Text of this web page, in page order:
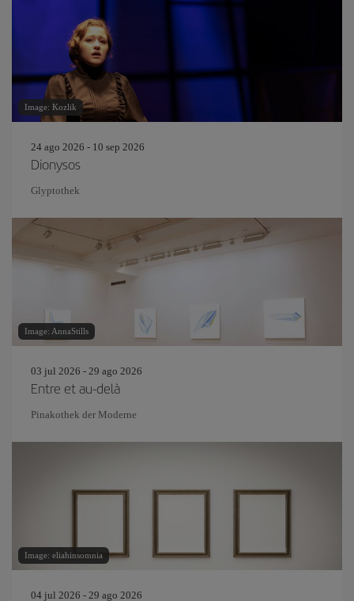
Image: Kozlik
24 ago 2026 - 10 sep 2026
Dionysos
Glyptothek
Image: AnnaStills
03 jul 2026 - 29 ago 2026
Entre et au-delà
Pinakothek der Moderne
Image: eliahinsomnia
04 jul 2026 - 29 ago 2026